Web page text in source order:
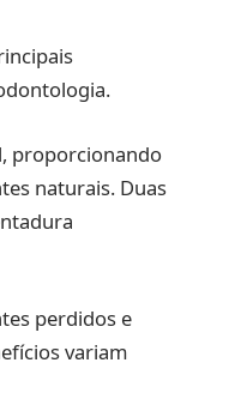
proporcionando
naturais. Duas
perdidos e
variam